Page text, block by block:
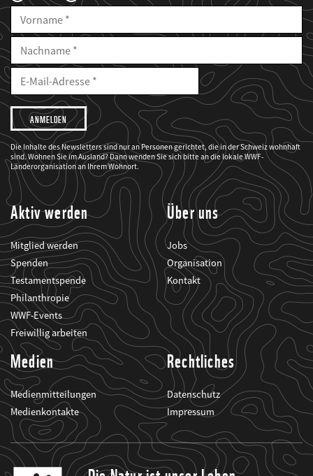
Vorname
Nachname
E-
Mailadresse
E-
Adresse
Ich
möchte,
dass
der
WWF
mich
über
seine
Projekte
informiert.
Die Inhalte des Newsletters sind nur an Personen gerichtet, die in der Schweiz wohnhaft
sind. Wohnen Sie im Ausland? Dann wenden Sie sich bitte an die lokale WWF-
Länderorganisation an Ihrem Wohnort.
Aktiv werden
Mitglied werden
Spenden
Testamentspende
Philanthropie
WWF-Events
Freiwillig arbeiten
Über uns
Jobs
Organisation
Kontakt
Medien
Medienmitteilungen
Medienkontakte
Rechtliches
Datenschutz
Impressum